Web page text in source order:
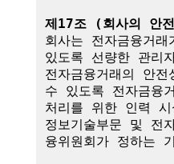
제17조 (회사의 안
회사는 전자금융거
있도록 선량한 관리
전자금융거래의 안
수 있도록 전자금융
처리를 위한 인력
정보기술부문 및 전
융위원회가 정하는